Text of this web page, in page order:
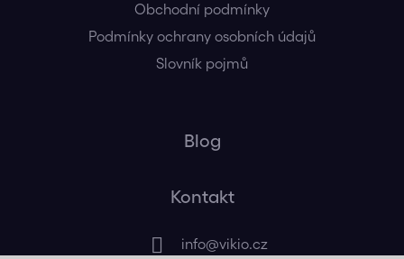
Obchodní podmínky
Podmínky ochrany osobních údajů
Slovník pojmů
Blog
Kontakt
info@vikio.cz